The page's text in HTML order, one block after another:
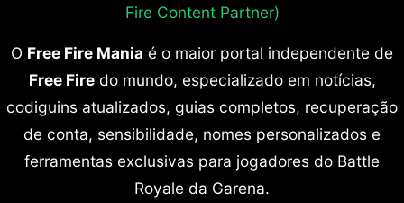
Fire Content Partner)
O Free Fire Mania é o maior portal independente de
Free Firedo mundo, especializado em notícias,
codiguins atualizados, guias completos, recuperação
de conta, sensibilidade, nomes personalizados e
ferramentas exclusivas para jogadores do Battle
Royale da Garena.